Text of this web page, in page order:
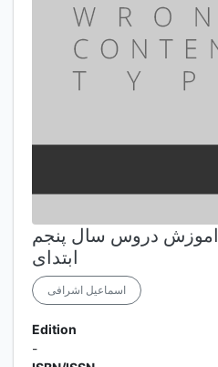
اموزش دروس سال پنجم
ابتدای
اسماعیل اشرافی
Edition
-